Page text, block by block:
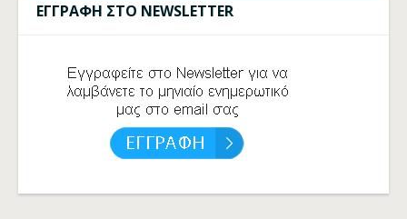
ΕΓΓΡΑΦΗ ΣΤΟ NEWSLETTER